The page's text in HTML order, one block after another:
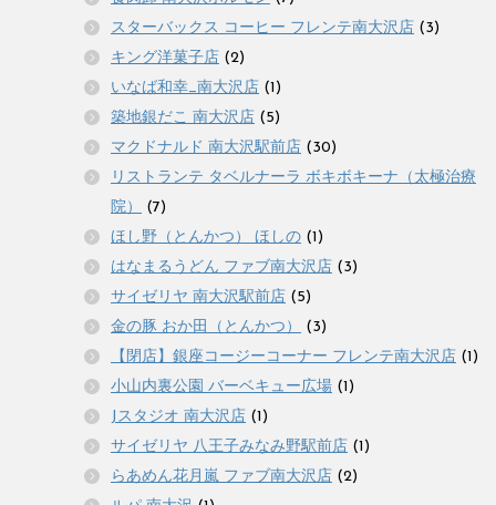
スターバックス コーヒー フレンテ南大沢店 (3)
キング洋菓子店 (2)
いなば和幸_南大沢店 (1)
築地銀だこ 南大沢店 (5)
マクドナルド 南大沢駅前店 (30)
リストランテ タベルナーラ ボキボキーナ（太極治療
院）
(7)
ほし野（とんかつ） ほしの (1)
はなまるうどん ファブ南大沢店 (3)
サイゼリヤ 南大沢駅前店 (5)
金の豚 おか田（とんかつ）
(3)
【閉店】銀座コージーコーナー フレンテ南大沢店 (1)
小山内裏公園 バーベキュー広場 (1)
Jスタジオ 南大沢店 (1)
サイゼリヤ 八王子みなみ野駅前店 (1)
らあめん花月嵐 ファブ南大沢店 (2)